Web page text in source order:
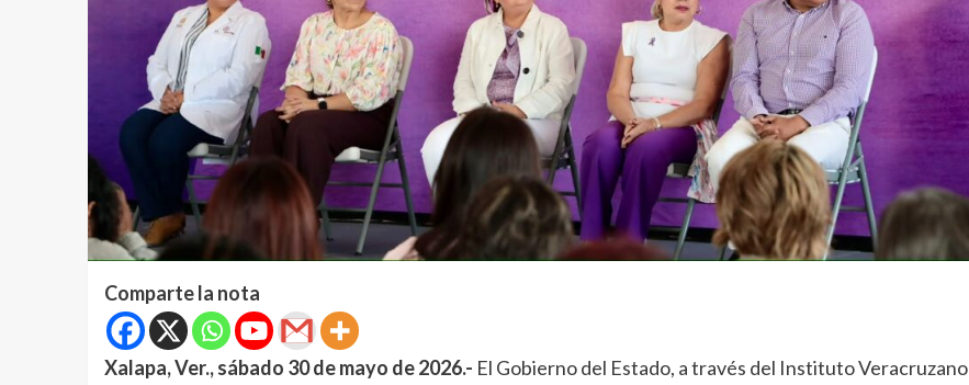
Comparte la nota
Xalapa, Ver., sábado 30 de mayo de 2026.- El Gobierno del Estado, a través del Instituto Veracruzano